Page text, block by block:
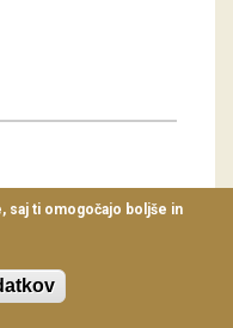
saj ti omogočajo boljše in